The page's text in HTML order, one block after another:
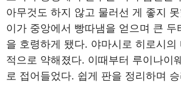
아무것도 하지 않고 물러선 게 좋지
이가 중앙에서 빵따냄을 얻으며 큰 두
을 호령하게 됐다. 야마시로 히로시의
적으로 약해졌다. 이때부터 루이나이
로 접어들었다. 쉽게 판을 정리하며